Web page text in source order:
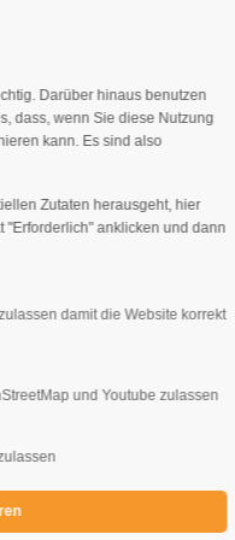
Darüber hinaus benutzen
dass, wenn Sie diese Nutzung
kann. Es sind also
Zutaten herausgeht, hier
"Erforderlich" anklicken und dann
damit die Website korrekt
und Youtube zulassen